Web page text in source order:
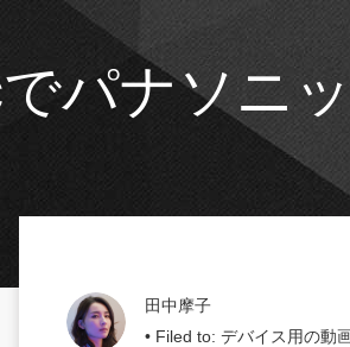
オフィス効率化
ユーティリティ
•
パナソニ
田中摩子
• Filed to: デバイス用の動